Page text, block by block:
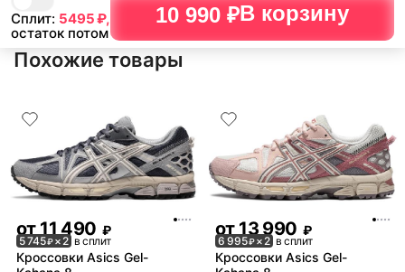
Сплит: 5495₽,
остаток потом
10 990 ₽В корзину
Похожие товары
от11 490 ₽
5 745₽× 2 в сплит
Кроссовки Asics Gel-
от13 990 ₽
6 995₽× 2 в сплит
Кроссовки Asics Gel-